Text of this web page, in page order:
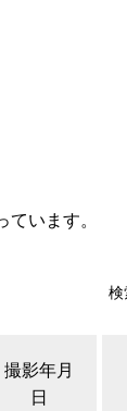
います。
検
撮影年月
日